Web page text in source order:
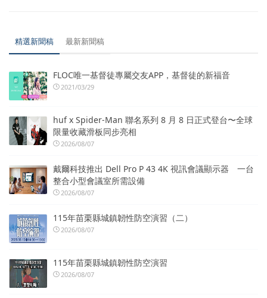
精選新聞稿 最新新聞稿
FLOC唯一基督徒專屬交友APP，基督徒的新福音
2021/03/29
huf x Spider-Man 聯名系列 8 月 8 日正式登台〜全球
限量收藏滑板同步亮相
2026/08/07
戴爾科技推出 Dell Pro P 43 4K 視訊會議顯示器 一台
整合小型會議室所需設備
2026/08/07
115年苗栗縣城鎮韌性防空演習（二）
2026/08/07
115年苗栗縣城鎮韌性防空演習
2026/08/07